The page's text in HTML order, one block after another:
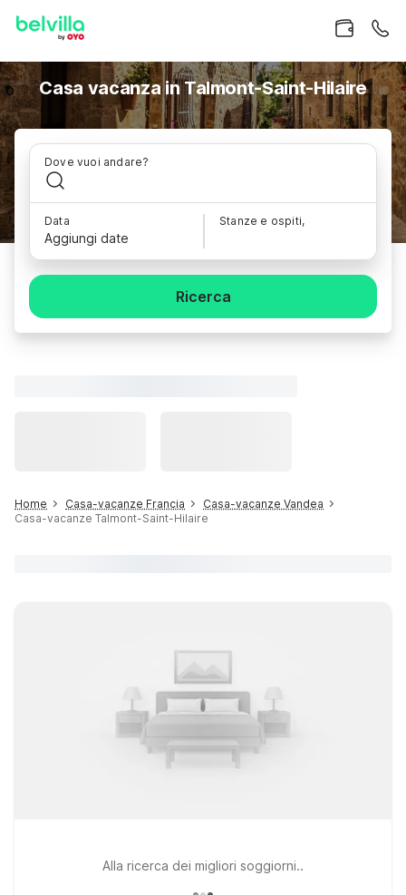
Casa vacanza in Talmont-Saint-Hilaire
Dove vuoi andare?
Data
Aggiungi date
Stanze e ospiti,
Ricerca
Home Casa-vacanze Francia
Casa-vacanze Vandea
Casa-vacanze Talmont-Saint-Hilaire
Alla ricerca dei migliori soggiorni..